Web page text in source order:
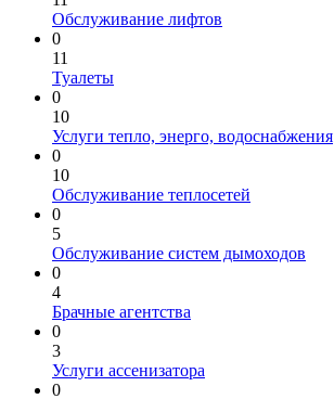
Обслуживание лифтов
0
11
Туалеты
0
10
Услуги тепло, энерго, водоснабжения
0
10
Обслуживание теплосетей
0
5
Обслуживание систем дымоходов
0
4
Брачные агентства
0
3
Услуги ассенизатора
0